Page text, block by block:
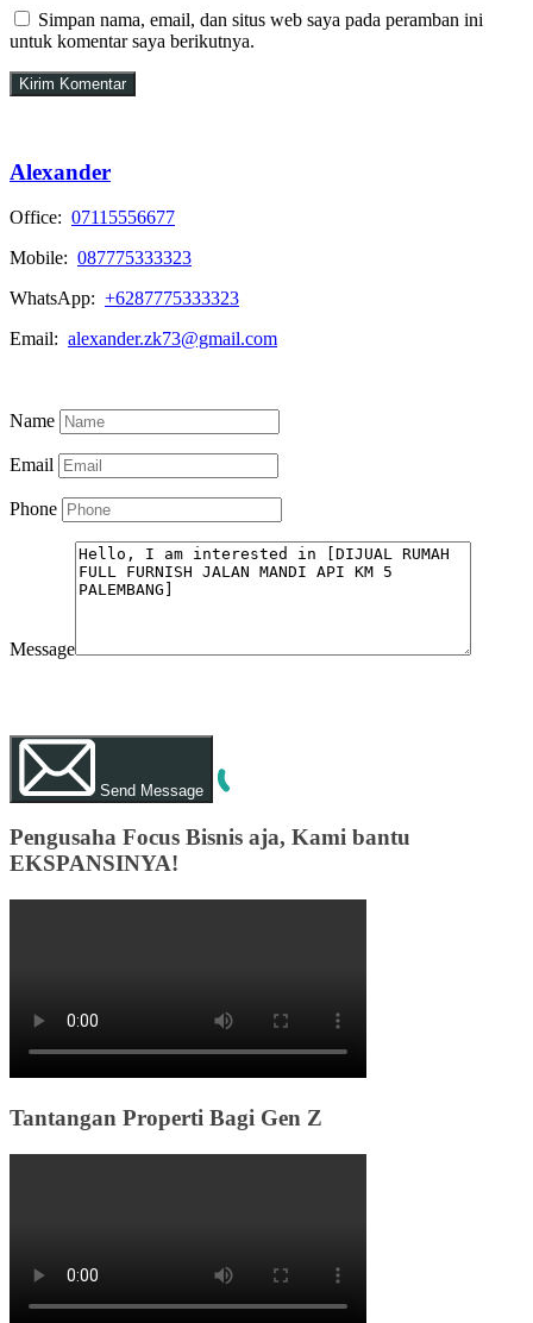
Simpan nama, email, dan situs web saya pada peramban ini
untuk komentar saya berikutnya.
Alexander
Office: 07115556677
Mobile: 087775333323
WhatsApp: +6287775333323
Email: alexander.zk73@gmail.com
Name
Email
Phone
Message
Send Message
Pengusaha Focus Bisnis aja, Kami bantu
EKSPANSINYA!
Tantangan Properti Bagi Gen Z